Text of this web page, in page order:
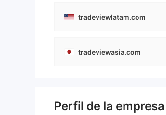
tradeviewlatam.com
tradeviewasia.com
Perfil de la empresa